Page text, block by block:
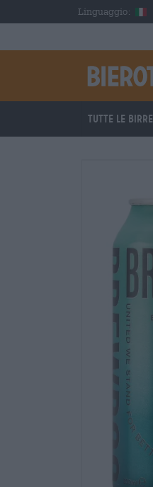
Skip to main contentLinguaggio:
Tutte le birre